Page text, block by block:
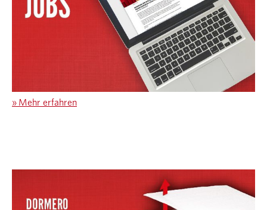
» Mehr erfahren